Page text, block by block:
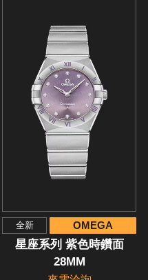
全新 OMEGA
星座系列 紫色時鑽面
28MM